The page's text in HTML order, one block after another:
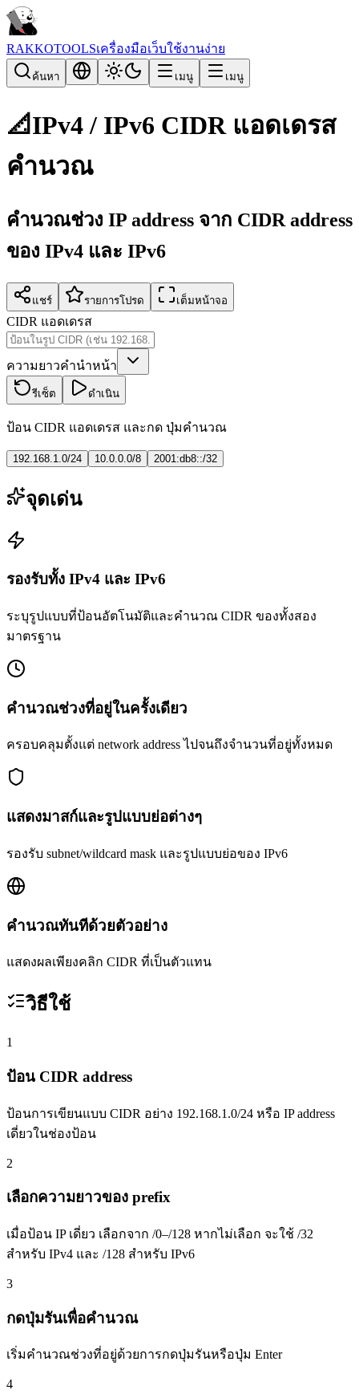
RAKKOTOOLSเครื่องมือเว็บใช้งานง่าย
ค้นหา เมนู เมนู
📐IPv4 / IPv6 CIDR แอดเดรส
คำนวณ
คำนวณช่วง IP address จาก CIDR address
ของ IPv4 และ IPv6
แชร์ รายการโปรด เต็มหน้าจอ
CIDR แอดเดรส
ความยาวคำนำหน้า
รีเซ็ต ดำเนิน
ป้อน CIDR แอดเดรส และกด ปุ่มคำนวณ
192.168.1.0/24 10.0.0.0/8 2001:db8::/32
จุดเด่น
รองรับทั้ง IPv4 และ IPv6
ระบุรูปแบบที่ป้อนอัตโนมัติและคำนวณ CIDR ของทั้งสอง
มาตรฐาน
คำนวณช่วงที่อยู่ในครั้งเดียว
ครอบคลุมตั้งแต่ network address ไปจนถึงจำนวนที่อยู่ทั้งหมด
แสดงมาสก์และรูปแบบย่อต่างๆ
รองรับ subnet/wildcard mask และรูปแบบย่อของ IPv6
คำนวณทันทีด้วยตัวอย่าง
แสดงผลเพียงคลิก CIDR ที่เป็นตัวแทน
วิธีใช้
1
ป้อน CIDR address
ป้อนการเขียนแบบ CIDR อย่าง 192.168.1.0/24 หรือ IP address
เดี่ยวในช่องป้อน
2
เลือกความยาวของ prefix
เมื่อป้อน IP เดี่ยว เลือกจาก /0–/128 หากไม่เลือก จะใช้ /32
สำหรับ IPv4 และ /128 สำหรับ IPv6
3
กดปุ่มรันเพื่อคำนวณ
เริ่มคำนวณช่วงที่อยู่ด้วยการกดปุ่มรันหรือปุ่ม Enter
4